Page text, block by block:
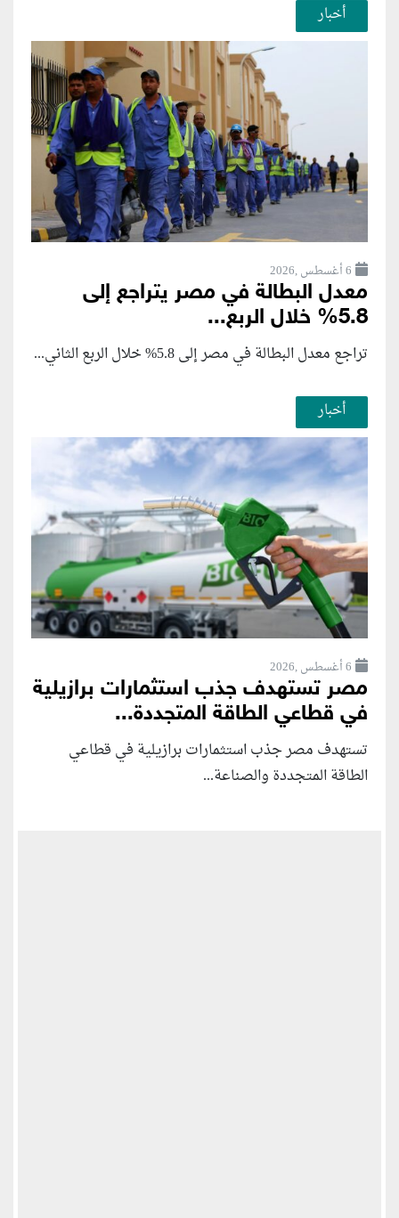
أخبار
6 أغسطس ,2026
معدل البطالة في مصر يتراجع إلى
5.8% خلال الربع...
تراجع معدل البطالة في مصر إلى 5.8% خلال الربع الثاني...
أخبار
6 أغسطس ,2026
مصر تستهدف جذب استثمارات برازيلية
في قطاعي الطاقة المتجددة...
تستهدف مصر جذب استثمارات برازيلية في قطاعي
الطاقة المتجددة والصناعة...